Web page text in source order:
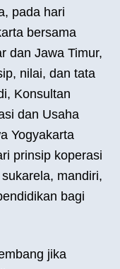
pada hari
bersama
dan Jawa Timur,
nilai, dan tata
Konsultan
dan Usaha
Yogyakarta
prinsip koperasi
mandiri,
bagi
jika